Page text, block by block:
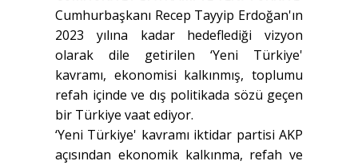
Cumhurbaşkanı Recep Tayyip Erdoğan'ın
2023 yılına kadar hedeflediği vizyon
olarak dile getirilen ‘Yeni Türkiye'
kavramı, ekonomisi kalkınmış, toplumu
refah içinde ve dış politikada sözü geçen
bir Türkiye vaat ediyor.
‘Yeni Türkiye' kavramı iktidar partisi AKP
açısından ekonomik kalkınma, refah ve